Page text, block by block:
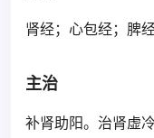
肾经；心包经；脾
主治
补肾助阳。治肾虚